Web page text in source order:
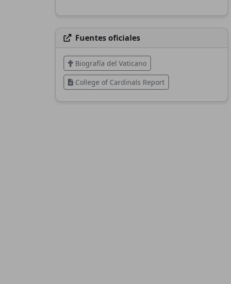
Fuentes oficiales
Biografía del Vaticano
College of Cardinals Report